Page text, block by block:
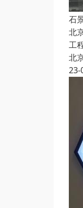
石
北
工
北
23-